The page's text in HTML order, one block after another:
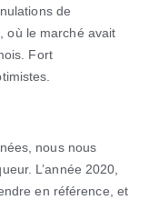
de
où le marché avait
Fort
nous nous
L’année 2020,
en référence, et